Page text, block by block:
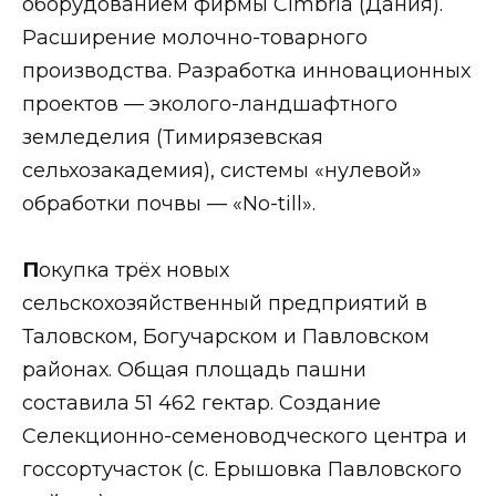
Расширение молочно-товарного
производства. Разработка инновационных
проектов — эколого-ландшафтного
земледелия (Тимирязевская
сельхозакадемия), системы «нулевой»
обработки почвы — «No-till».
Покупка трёх новых
сельскохозяйственный предприятий в
Таловском, Богучарском и Павловском
районах. Общая площадь пашни
составила 51 462 гектар. Создание
Селекционно-семеноводческого центра и
госсортучасток (с. Ерышовка Павловского